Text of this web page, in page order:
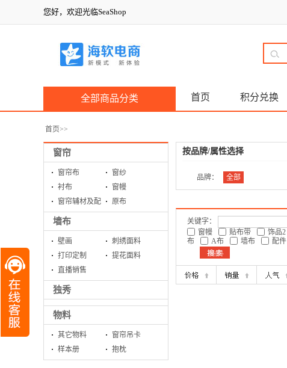
您好，欢迎光临SeaShop
全部商品分类 首页 积分兑换
首页>>
窗帘
窗帘布
窗纱
衬布
窗幔
窗帘辅材及配
件
原布
墙布
壁画
刺绣面料
打印定制
提花面料
直播销售
独秀
物料
其它物料
窗帘吊卡
样本册
抱枕
按品牌/属性选择
品牌： 全部
关键字：
窗幔
贴布带 饰品2
布
A布 墙布 配件